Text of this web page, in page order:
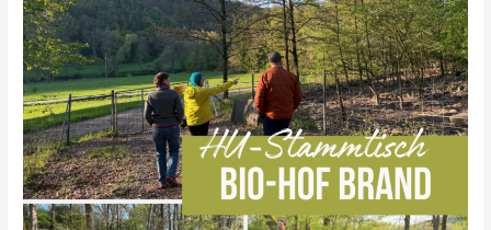
Kulissen
–
HU-
Stammtisch
bei
Biohof
Brand